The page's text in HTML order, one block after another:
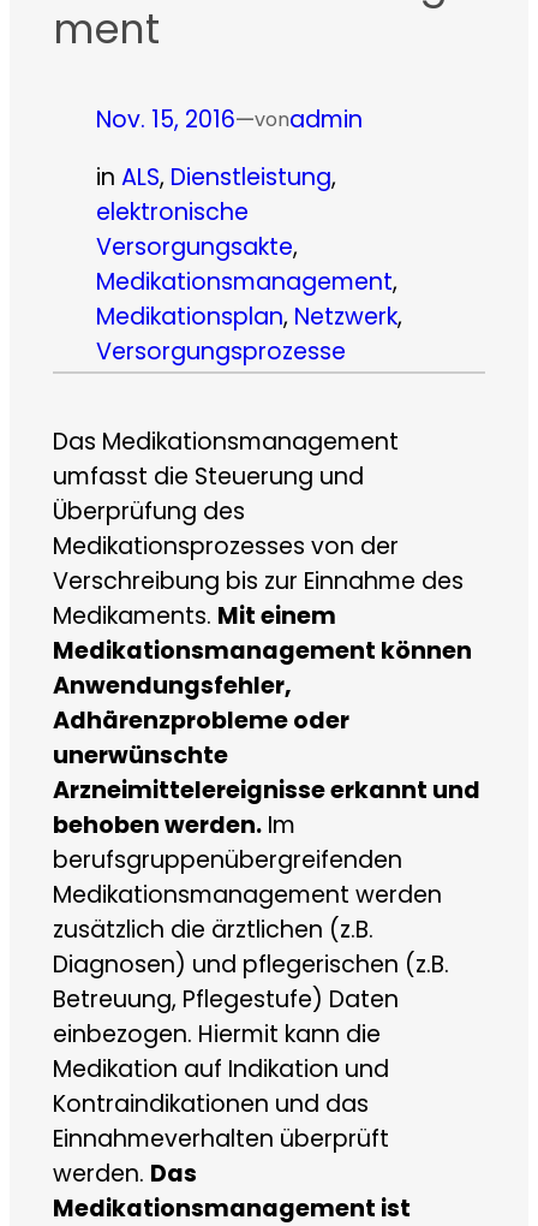
ment
Nov. 15, 2016—vonadmin
in ALS, Dienstleistung
elektronische
Versorgungsakte
Medikationsmanagement
Medikationsplan, Netzwerk
Versorgungsprozesse
Das Medikationsmanagement
umfasst die Steuerung und
Überprüfung des
Medikationsprozesses von der
Verschreibung bis zur Einnahme des
Medikaments. Mit einem
Medikationsmanagement können
Anwendungsfehler,
Adhärenzprobleme oder
unerwünschte
Arzneimittelereignisse erkannt und
behoben werden.Im
berufsgruppenübergreifenden
Medikationsmanagement werden
zusätzlich die ärztlichen (z.B.
Diagnosen) und pflegerischen (z.B.
Betreuung, Pflegestufe) Daten
einbezogen. Hiermit kann die
Medikation auf Indikation und
Kontraindikationen und das
Einnahmeverhalten überprüft
werden. Das
Medikationsmanagement ist